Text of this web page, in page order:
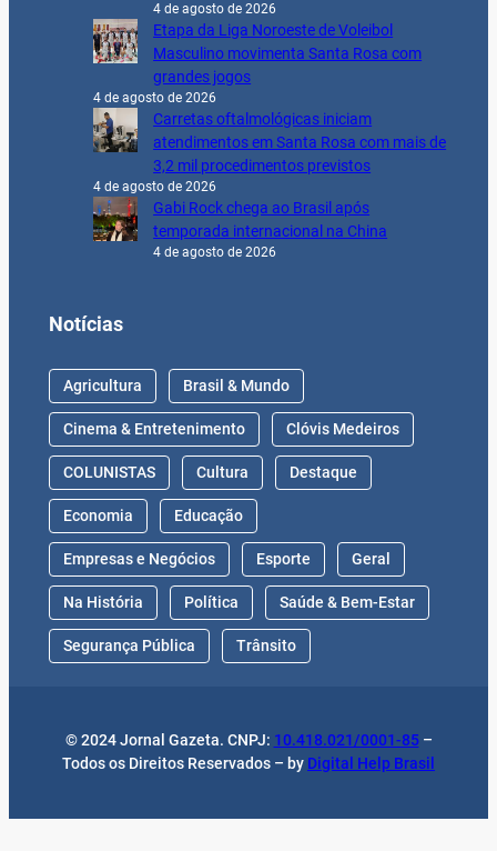
4 de agosto de 2026
Etapa da Liga Noroeste de Voleibol
Masculino movimenta Santa Rosa com
grandes jogos
4 de agosto de 2026
Carretas oftalmológicas iniciam
atendimentos em Santa Rosa com mais de
3,2 mil procedimentos previstos
4 de agosto de 2026
Gabi Rock chega ao Brasil após
temporada internacional na China
4 de agosto de 2026
Notícias
Agricultura Brasil & Mundo
Cinema & Entretenimento Clóvis Medeiros
COLUNISTAS Cultura Destaque
Economia Educação
Empresas e Negócios Esporte Geral
Na História Política Saúde & Bem-Estar
Segurança Pública Trânsito
© 2024 Jornal Gazeta. CNPJ: 10.418.021/0001-85–
Todos os Direitos Reservados – by Digital Help Brasil